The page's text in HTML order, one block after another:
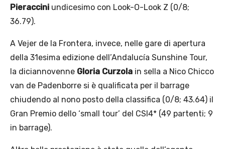
Pieraccini undicesimo con Look-O-Look Z (0/8;
36.79).
A Vejer de la Frontera, invece, nelle gare di apertura
della 31esima edizione dell’Andalucía Sunshine Tour,
la diciannovenne Gloria Curzola in sella a Nico Chicco
van de Padenborre si è qualificata per il barrage
chiudendo al nono posto della classifica (0/8; 43.64) il
Gran Premio dello ‘small tour’ del CSI4* (49 partenti; 9
in barrage).